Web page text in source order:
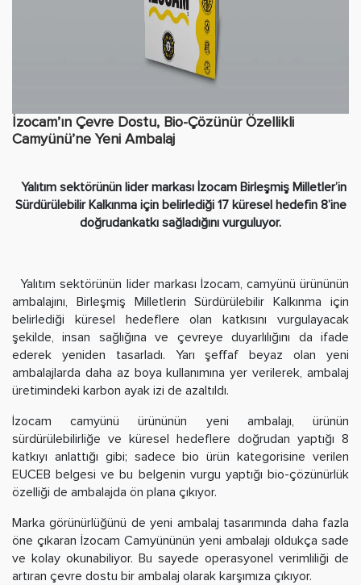
İzocam’ın Çevre Dostu, Bio-Çözünür Özellikli
Camyünü’ne Yeni Ambalaj
Yalıtım sektörünün lider markası İzocam Birleşmiş Milletler’in
Sürdürülebilir Kalkınma için belirlediği 17 küresel hedefin 8’ine
doğrudankatkı sağladığını vurguluyor.
Yalıtım sektörünün lider markası İzocam, camyünü ürününün
ambalajını, Birleşmiş Milletlerin Sürdürülebilir Kalkınma için
belirlediği küresel hedeflere olan katkısını vurgulayacak
şekilde, insan sağlığına ve çevreye duyarlılığını da ifade
ederek yeniden tasarladı. Yarı şeffaf beyaz olan yeni
ambalajlarda daha az boya kullanımına yer verilerek, ambalaj
üretimindeki karbon ayak izi de azaltıldı.
İzocam camyünü ürününün yeni ambalajı, ürünün
sürdürülebilirliğe ve küresel hedeflere doğrudan yaptığı 8
katkıyı anlattığı gibi; sadece bio ürün kategorisine verilen
EUCEB belgesi ve bu belgenin vurgu yaptığı bio-çözünürlük
özelliği de ambalajda ön plana çıkıyor.
Marka görünürlüğünü de yeni ambalaj tasarımında daha fazla
öne çıkaran İzocam Camyününün yeni ambalajı oldukça sade
ve kolay okunabiliyor. Bu sayede operasyonel verimliliği de
artıran çevre dostu bir ambalaj olarak karşımıza çıkıyor.